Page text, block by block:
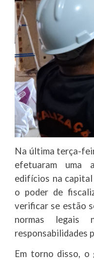
Na última terça-
efetuaram uma
edifícios na
o poder de
verificar se estão
normas
responsabilidades
Em torno disso, o